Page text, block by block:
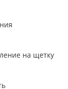
на щетку